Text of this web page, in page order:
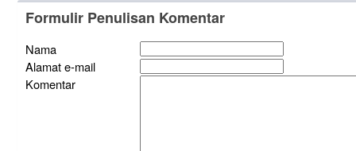
Formulir Penulisan Komentar
Nama
Alamat e-mail
Komentar